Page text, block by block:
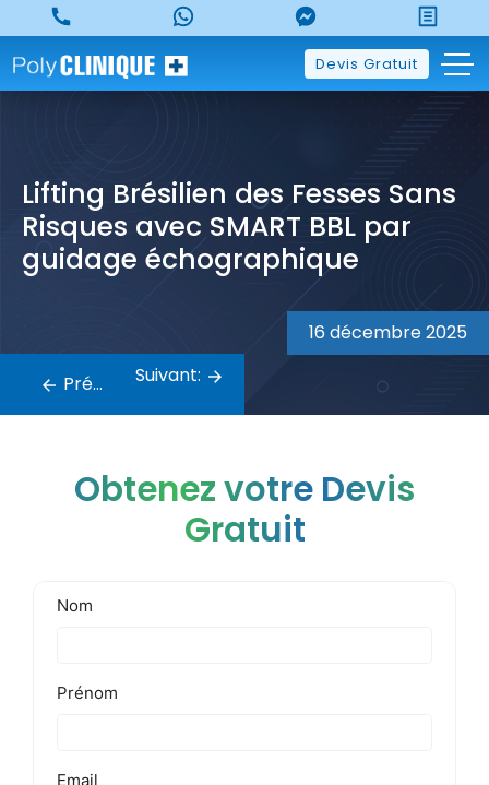
to
content
Devis Gratuit
Lifting Brésilien des Fesses Sans
Risques avec SMART BBL par
guidage échographique
16 décembre 2025
de
l’article
Précédent: Suivant:
Obtenez votre Devis
Gratuit